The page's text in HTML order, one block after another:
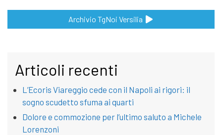
Archivio TgNoi Versilia
Articoli recenti
L’Ecoris Viareggio cede con il Napoli ai rigori: il
sogno scudetto sfuma ai quarti
Dolore e commozione per l’ultimo saluto a Michele
Lorenzoni